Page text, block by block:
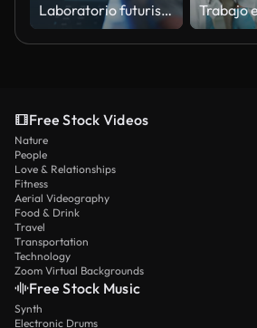
Laboratorio futurista: paciente con auriculares, la investigación muestra actividad cerebral durante la exploración. El monitor y la pantalla muestran vías neuronales iluminadas, innovación en investigación cognitiva y diagnóstico
Free Stock Videos
Nature
People
Love & Relationships
Fitness
Aerial Videography
Food & Drink
Travel
Transportation
Technology
Zoom Virtual Backgrounds
Free Stock Music
Synth
Electronic Drums